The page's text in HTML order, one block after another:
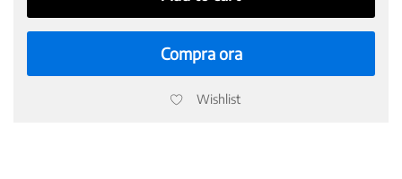
4
Compra ora
Wishlist